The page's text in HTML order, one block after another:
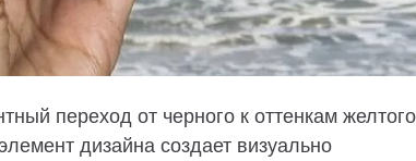
переход от черного к оттенкам
дизайна создает визуально